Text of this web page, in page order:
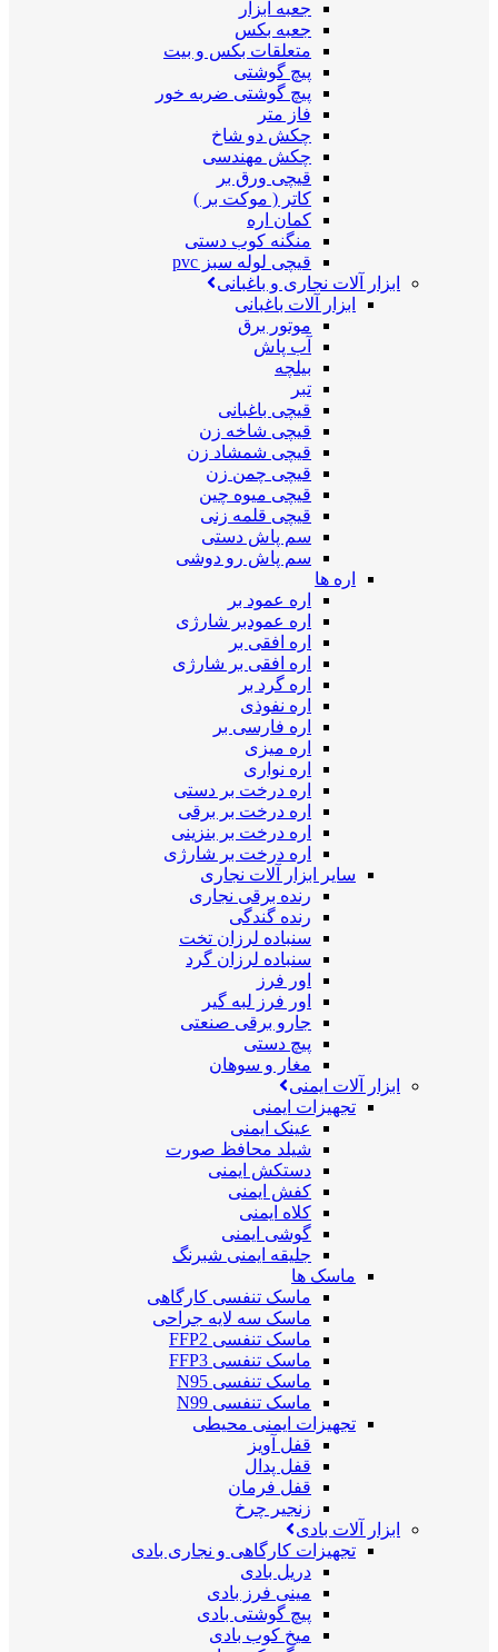
جعبه ابزار
جعبه بکس
متعلقات بکس و بیت
پیچ گوشتی
پیچ گوشتی ضربه خور
فاز متر
چکش دو شاخ
چکش مهندسی
قیچی ورق بر
کاتر ( موکت بر )
کمان اره
منگنه کوب دستی
قیچی لوله سبز pvc
ابزار آلات نجاری و باغبانی
ابزار آلات باغبانی
موتور برق
آب پاش
بیلچه
تبر
قیچی باغبانی
قیچی شاخه زن
قیچی شمشاد زن
قیچی چمن زن
قیچی میوه چین
قیچی قلمه زنی
سم پاش دستی
سم پاش رو دوشی
اره ها
اره عمود بر
اره عمودبر شارژی
اره افقی بر
اره افقی بر شارژی
اره گرد بر
اره نفوذی
اره فارسی بر
اره میزی
اره نواری
اره درخت بر دستی
اره درخت بر برقی
اره درخت بر بنزینی
اره درخت بر شارژی
سایر ابزار آلات نجاری
رنده برقی نجاری
رنده گندگی
سنباده لرزان تخت
سنباده لرزان گرد
اور فرز
اور فرز لبه گیر
جارو برقی صنعتی
پیچ دستی
مغار و سوهان
ابزار آلات ایمنی
تجهیزات ایمنی
عینک ایمنی
شیلد محافظ صورت
دستکش ایمنی
کفش ایمنی
کلاه ایمنی
گوشی ایمنی
جلیقه ایمنی شبرنگ
ماسک ها
ماسک تنفسی کارگاهی
ماسک سه لایه جراحی
ماسک تنفسی FFP2
ماسک تنفسی FFP3
ماسک تنفسی N95
ماسک تنفسی N99
تجهیزات ایمنی محیطی
قفل آویز
قفل پدال
قفل فرمان
زنجیر چرخ
ابزار آلات بادی
تجهیزات کارگاهی و نجاری بادی
دریل بادی
مینی فرز بادی
پیچ گوشتی بادی
میخ کوب بادی